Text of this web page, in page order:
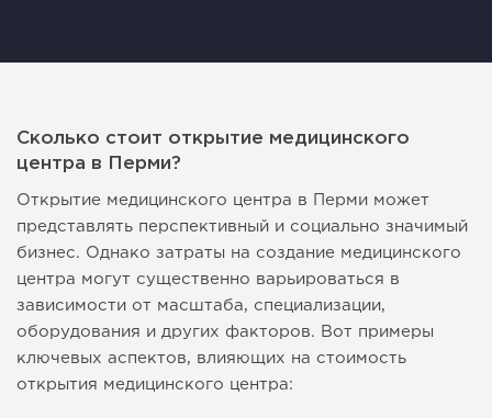
Сколько стоит открытие медицинского
центра в Перми?
Открытие медицинского центра в Перми может
представлять перспективный и социально значимый
бизнес. Однако затраты на создание медицинского
центра могут существенно варьироваться в
зависимости от масштаба, специализации,
оборудования и других факторов. Вот примеры
ключевых аспектов, влияющих на стоимость
открытия медицинского центра: